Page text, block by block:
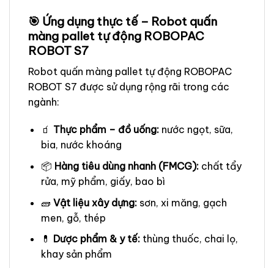
🎯 Ứng dụng thực tế – Robot quấn
màng pallet tự động ROBOPAC
ROBOT S7
Robot quấn màng pallet tự động ROBOPAC
ROBOT S7 được sử dụng rộng rãi trong các
ngành:
🧃 Thực phẩm – đồ uống:nước ngọt, sữa,
bia, nước khoáng
📦 Hàng tiêu dùng nhanh (FMCG):chất tẩy
rửa, mỹ phẩm, giấy, bao bì
🧱 Vật liệu xây dựng:sơn, xi măng, gạch
men, gỗ, thép
💊 Dược phẩm & y tế:thùng thuốc, chai lọ,
khay sản phẩm